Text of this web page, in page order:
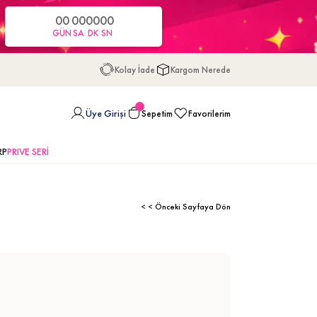
00
GÜN
00
SA
00
DK
00
SN
Kolay İade Kargom Nerede
Üye Girişi Sepetim Favorilerim
PRIVE SERİ
< < Önceki Sayfaya Dön